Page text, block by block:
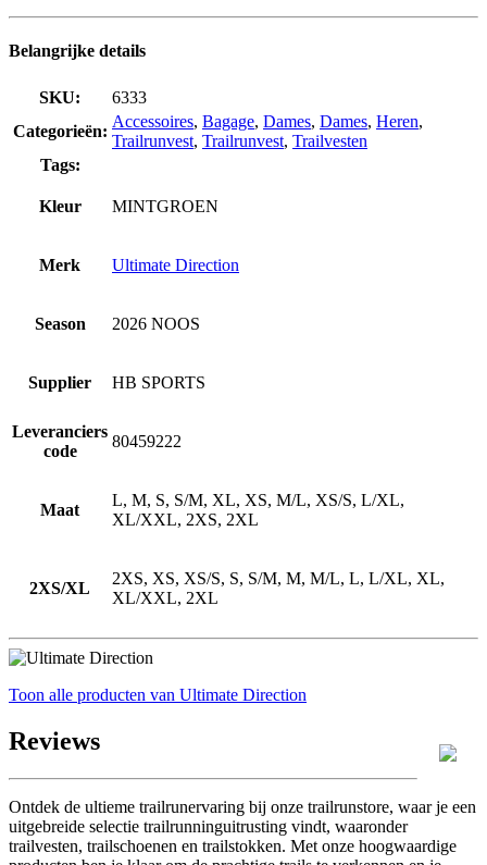
Belangrijke details
SKU:
6333
Categorieën:
Accessoires, Bagage, Dames, Dames, Heren,
Trailrunvest, Trailrunvest, Trailvesten
Tags:
Kleur MINTGROEN
Merk Ultimate Direction
Season 2026 NOOS
Supplier HB SPORTS
Leveranciers
code
80459222
Maat
L, M, S, S/M, XL, XS, M/L, XS/S, L/XL,
XL/XXL, 2XS, 2XL
2XS/XL
2XS, XS, XS/S, S, S/M, M, M/L, L, L/XL, XL,
XL/XXL, 2XL
Toon alle producten van Ultimate Direction
Reviews
Ontdek de ultieme trailrunervaring bij onze trailrunstore, waar je een
uitgebreide selectie trailrunninguitrusting vindt, waaronder
trailvesten, trailschoenen en trailstokken. Met onze hoogwaardige